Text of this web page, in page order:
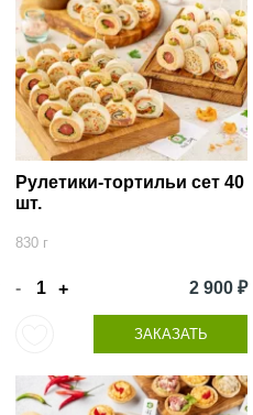
Рулетики-тортильи сет 40
шт.
830 г
- + 2 900 ₽
ЗАКАЗАТЬ